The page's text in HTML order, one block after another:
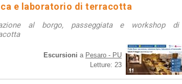
e laboratorio di terracotta
al borgo, passeggiata e workshop di
Escursioni a Pesaro - PU
Letture: 23